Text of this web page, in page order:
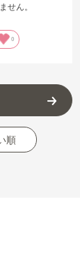
せん。
0
順